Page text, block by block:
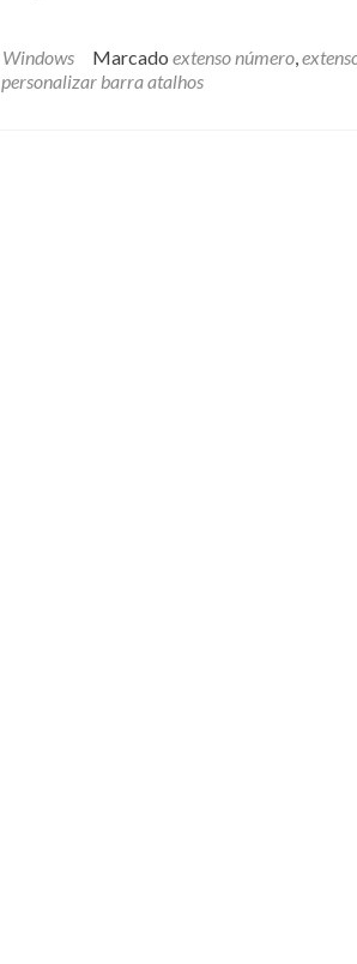
Windows Marcado extenso número,
personalizar barra atalhos